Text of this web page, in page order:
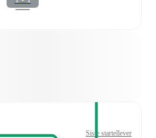
Siste startellever